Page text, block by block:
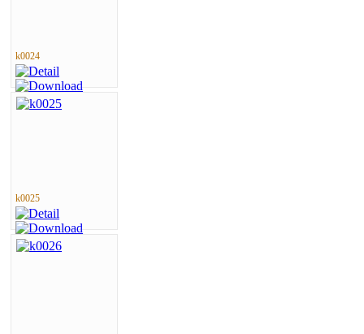
k0024
k0025